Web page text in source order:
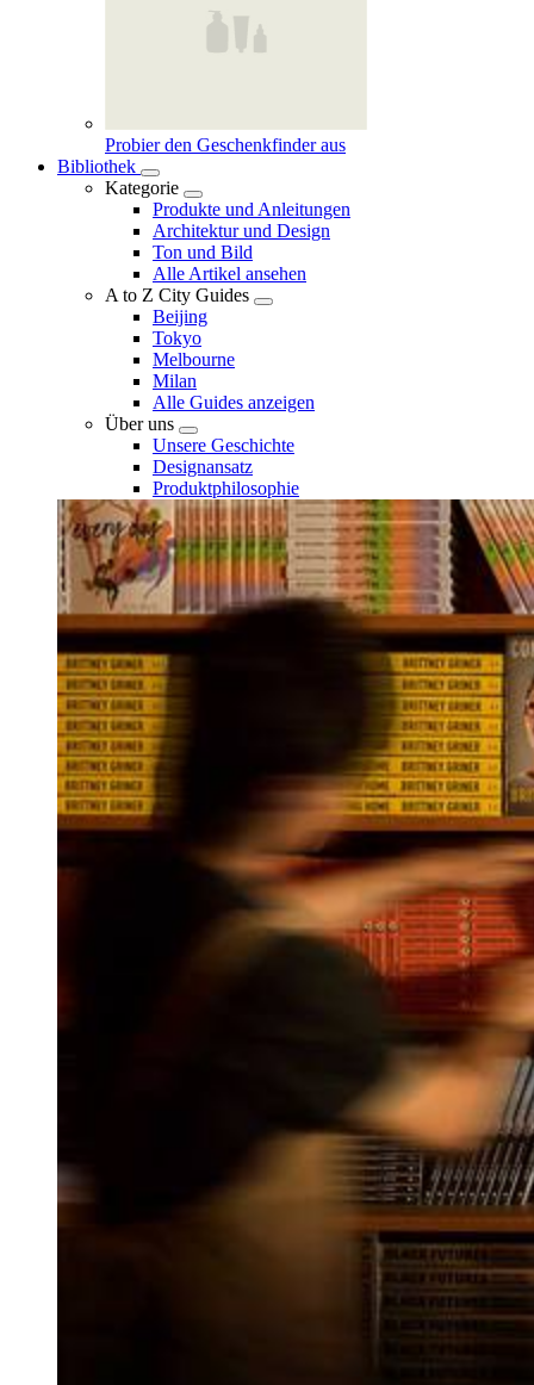
Probier den Geschenkfinder aus
Bibliothek
Kategorie
Produkte und Anleitungen
Architektur und Design
Ton und Bild
Alle Artikel ansehen
A to Z City Guides
Beijing
Tokyo
Melbourne
Milan
Alle Guides anzeigen
Über uns
Unsere Geschichte
Designansatz
Produktphilosophie